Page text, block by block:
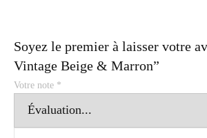
Soyez le premier à laisser votre
Vintage Beige & Marron”
Votre note *